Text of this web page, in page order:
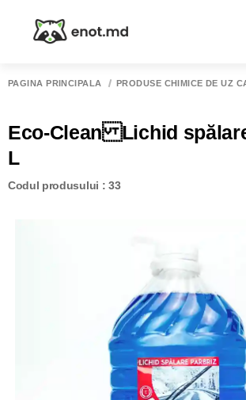
PAGINA PRINCIPALĂ PRODUSE CHIMICE DE UZ
Eco-Clean Lichid
L
Codul produsului : 33